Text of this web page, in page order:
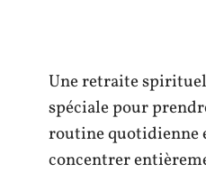
Une retraite
spéciale pour
routine quotidienne
concentrer